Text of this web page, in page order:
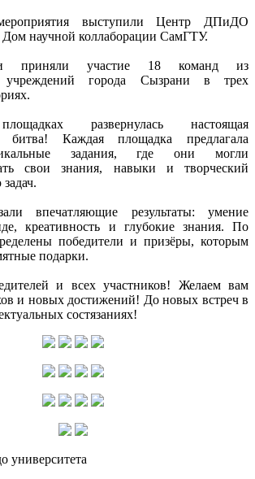
выступили Центр ДПиДО
научной коллаборации СамГТУ.
приняли участие 18 команд из
учреждений города Сызрани в трех
развернулась настоящая
битва! Каждая площадка предлагала
задания, где они могли
свои знания, навыки и творческий
впечатляющие результаты: умение
креативность и глубокие знания. По
победители и призёры, которым
подарки.
и всех участников! Желаем вам
и новых достижений! До новых встреч в
состязаниях!